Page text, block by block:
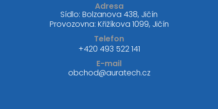
Adresa
Sídlo: Bolzanova 438, Jičín
Provozovna: Křižíkova 1099, Jičín
Telefon
+420 493 522 141
E-mail
obchod@auratech.cz